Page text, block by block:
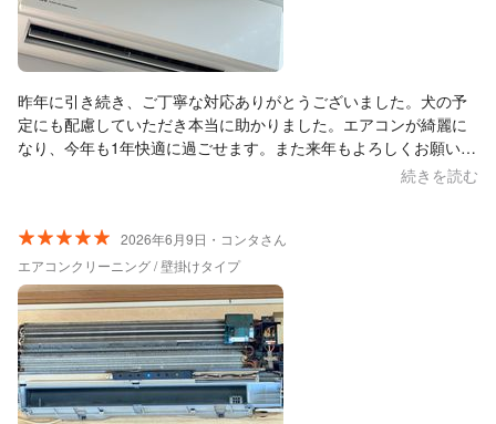
昨年に引き続き、ご丁寧な対応ありがとうございました。犬の予
定にも配慮していただき本当に助かりました。エアコンが綺麗に
なり、今年も1年快適に過ごせます。また来年もよろしくお願いし
続きを読む
2026年6月9日・コンタさん
エアコンクリーニング / 壁掛けタイプ